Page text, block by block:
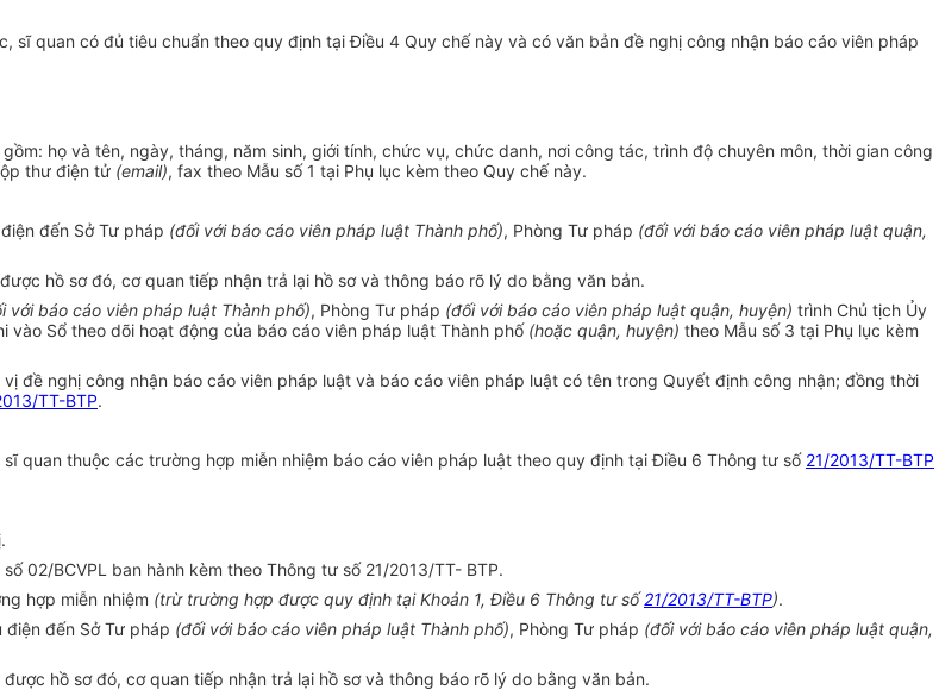
quan có đủ tiêu chuẩn theo quy định tại Điều 4 Quy chế này và có văn bản đề nghị công nhận báo cáo viên pháp
họ và tên, ngày, tháng, năm sinh, giới tính, chức vụ, chức danh, nơi công tác, trình độ chuyên môn, thời gian công
thư điện tử (email), fax theo Mẫu số 1 tại Phụ lục kèm theo Quy chế này.
đến Sở Tư pháp (đối với báo cáo viên pháp luật Thành phố), Phòng Tư pháp (đối với báo cáo viên pháp luật quận,
hồ sơ đó, cơ quan tiếp nhận trả lại hồ sơ và thông báo rõ lý do bằng văn bản.
với báo cáo viên pháp luật Thành phố), Phòng Tư pháp (đối với báo cáo viên pháp luật quận, huyện) trình Chủ tịch Ủy
Sổ theo dõi hoạt động của báo cáo viên pháp luật Thành phố (hoặc quận, huyện) theo Mẫu số 3 tại Phụ lục kèm
đề nghị công nhận báo cáo viên pháp luật và báo cáo viên pháp luật có tên trong Quyết định công nhận; đồng thời
TT-BTP.
quan thuộc các trường hợp miễn nhiệm báo cáo viên pháp luật theo quy định tại Điều 6 Thông tư số 21/2013/TT-BTP
02/BCVPL ban hành kèm theo Thông tư số 21/2013/TT- BTP.
hợp miễn nhiệm (trừ trường hợp được quy định tại Khoản 1, Điều 6 Thông tư số21/2013/TT-BTP).
đến Sở Tư pháp (đối với báo cáo viên pháp luật Thành phố), Phòng Tư pháp (đối với báo cáo viên pháp luật quận,
hồ sơ đó, cơ quan tiếp nhận trả lại hồ sơ và thông báo rõ lý do bằng văn bản.